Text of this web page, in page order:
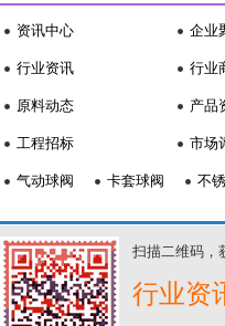
资讯中心
行业资讯
原料动态
工程招标
企业
行业
产品
市场
气动球阀 卡套球阀 不
扫描二维码，
行业资